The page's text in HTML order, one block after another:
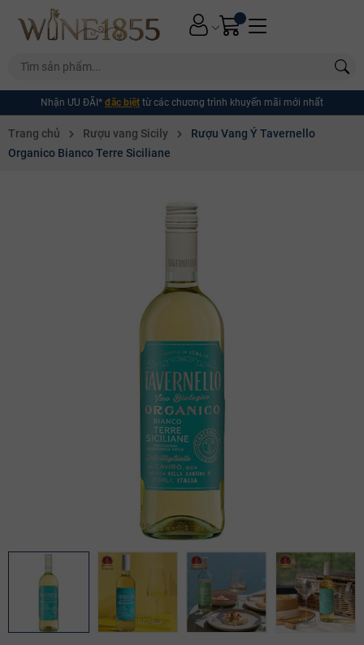
Nhận ƯU ĐÃI* đặc biệt từ các chương trình khuyến mãi mới nhất
Trang chủ Rượu vang Sicily
Rượu Vang Ý Tavernello
Organico Bianco Terre Siciliane